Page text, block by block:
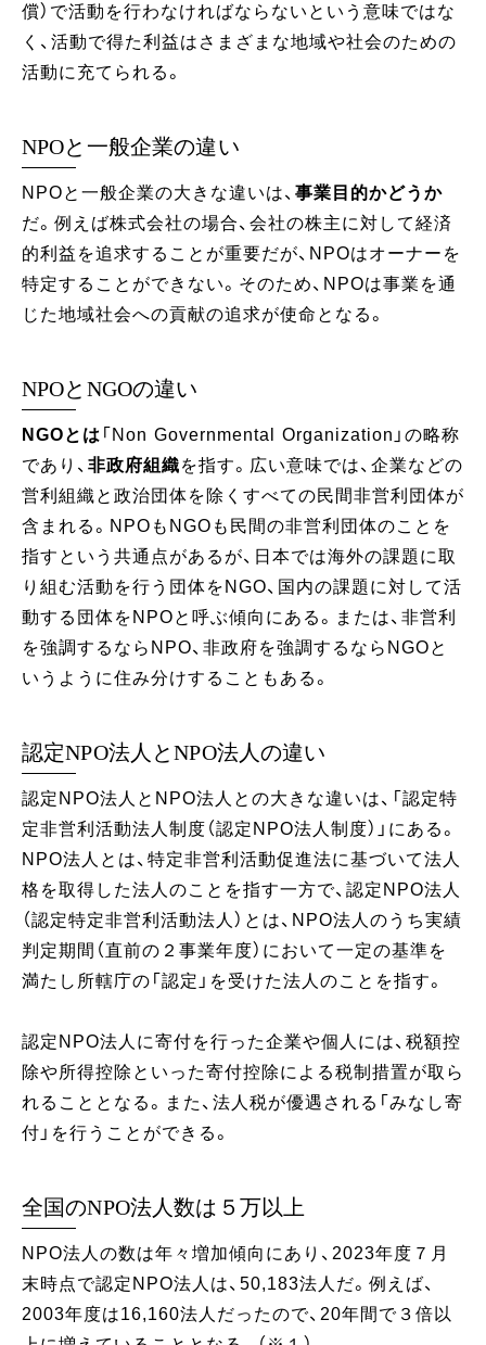
償）で活動を行わなければならないという意味ではな
く、活動で得た利益はさまざまな地域や社会のための
活動に充てられる。
NPOと一般企業の違い
NPOと一般企業の大きな違いは、 事業目的かどうか
だ。例えば株式会社の場合、会社の株主に対して経済
的利益を追求することが重要だが、NPOはオーナーを
特定することができない。そのため、NPOは事業を通
じた地域社会への貢献の追求が使命となる。
NPOとNGOの違い
NGOとは 「Non Governmental Organization」の略称
であり、 非政府組織を指す。広い意味では、企業などの
営利組織と政治団体を除くすべての民間非営利団体が
含まれる。NPOもNGOも民間の非営利団体のことを
指すという共通点があるが、日本では海外の課題に取
り組む活動を行う団体をNGO、国内の課題に対して活
動する団体をNPOと呼ぶ傾向にある。または、非営利
を強調するならNPO、非政府を強調するならNGOと
いうように住み分けすることもある。
認定NPO法人とNPO法人の違い
認定NPO法人とNPO法人との大きな違いは、「認定特
定非営利活動法人制度（認定NPO法人制度）」にある。
NPO法人とは、特定非営利活動促進法に基づいて法人
格を取得した法人のことを指す一方で、認定NPO法人
（認定特定非営利活動法人）とは、NPO法人のうち実績
判定期間（直前の２事業年度）において一定の基準を
満たし所轄庁の「認定」を受けた法人のことを指す。
認定NPO法人に寄付を行った企業や個人には、税額控
除や所得控除といった寄付控除による税制措置が取ら
れることとなる。また、法人税が優遇される「みなし寄
付」を行うことができる。
全国のNPO法人数は５万以上
NPO法人の数は年々増加傾向にあり、2023年度７月
末時点で認定NPO法人は、50,183法人だ。例えば、
2003年度は16,160法人だったので、20年間で３倍以